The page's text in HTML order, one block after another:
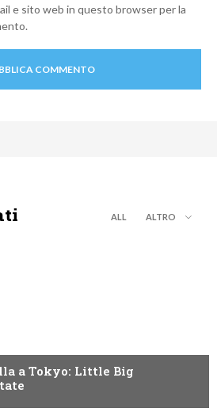
e sito web in questo browser per la
ALL ALTRO
a Tokyo: Little Big